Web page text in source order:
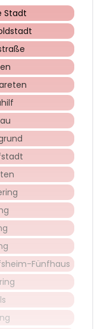
Stadt
Fünfhaus